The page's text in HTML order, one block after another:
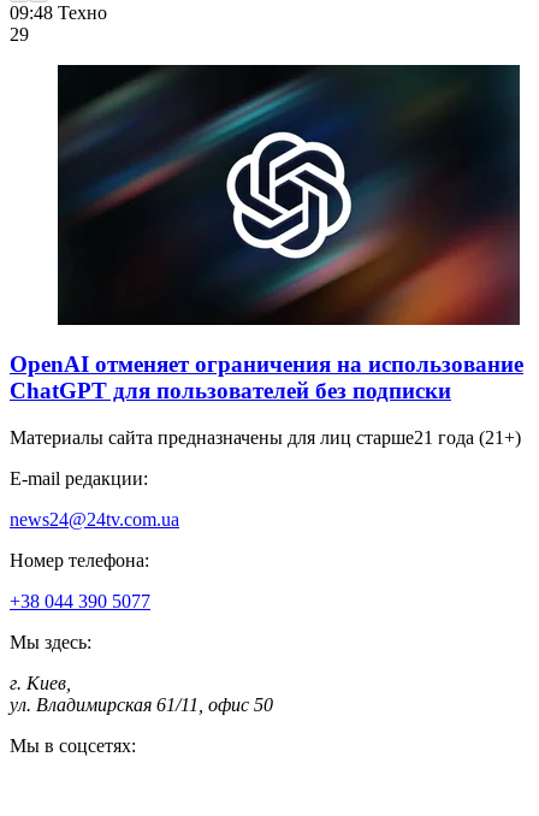
09:48 Техно
29
OpenAI отменяет ограничения на использование
ChatGPT для пользователей без подписки
Материалы сайта предназначены для лиц старше21 года (21+)
E-mail редакции:
news24@24tv.com.ua
Номер телефона:
+38 044 390 5077
Мы здесь:
г. Киев
ул. Владимирская 61/11, офис 50
Мы в соцсетях: